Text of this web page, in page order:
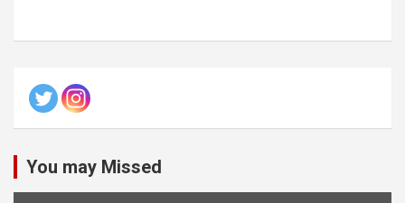
You may Missed